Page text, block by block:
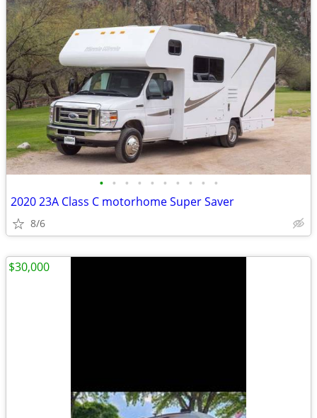
• • • • • • • • • •
2020 23A Class C motorhome Super Saver
8/6
$30,000